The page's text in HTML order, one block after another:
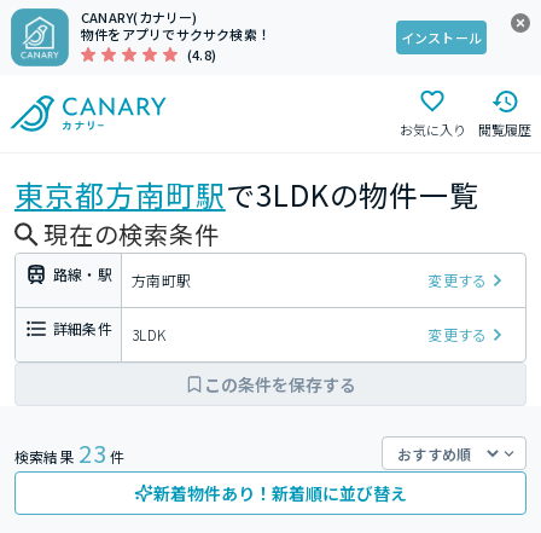
CANARY(カナリー)
物件をアプリでサクサク検索！
(4.8)
インストール
お気に入り 閲覧履歴
東京都方南町駅で3LDKの物件一覧
現在の検索条件
路線・駅 方南町駅 変更する
詳細条件 3LDK 変更する
この条件を保存する
検索結果 23 件
新着物件あり！新着順に並び替え